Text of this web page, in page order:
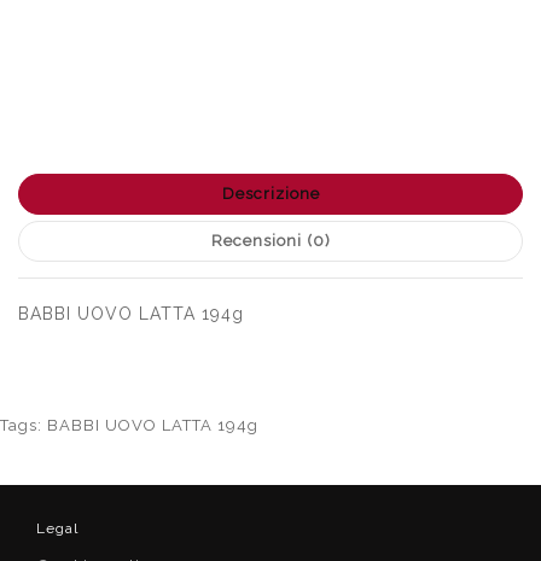
Descrizione
Recensioni (0)
BABBI UOVO LATTA 194g
Tags: BABBI UOVO LATTA 194g
Legal